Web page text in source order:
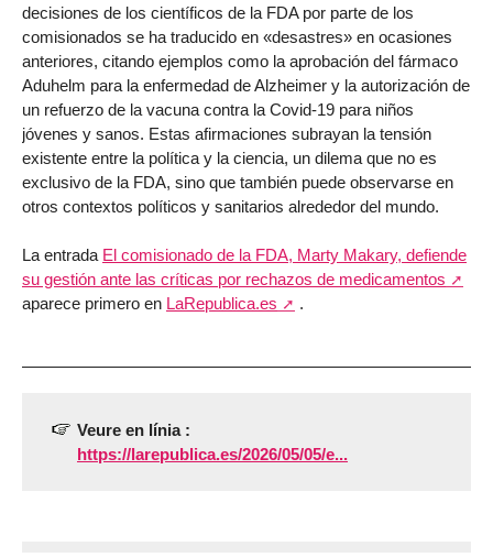
decisiones de los científicos de la FDA por parte de los
comisionados se ha traducido en «desastres» en ocasiones
anteriores, citando ejemplos como la aprobación del fármaco
Aduhelm para la enfermedad de Alzheimer y la autorización de
un refuerzo de la vacuna contra la Covid-19 para niños
jóvenes y sanos. Estas afirmaciones subrayan la tensión
existente entre la política y la ciencia, un dilema que no es
exclusivo de la FDA, sino que también puede observarse en
otros contextos políticos y sanitarios alrededor del mundo.
La entrada El comisionado de la FDA, Marty Makary, defiende
su gestión ante las críticas por rechazos de medicamentos
aparece primero en LaRepublica.es .
Veure en línia :
https://larepublica.es/2026/05/05/e...